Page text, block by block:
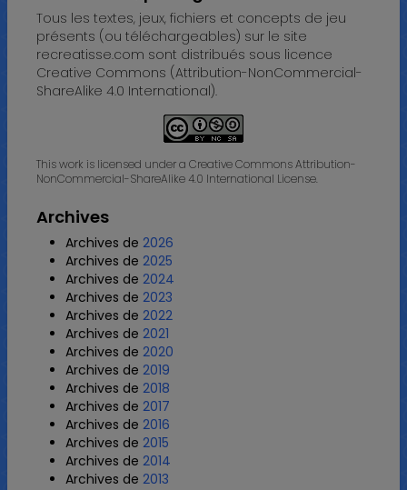
Tous les textes, jeux, fichiers et concepts de jeu
présents (ou téléchargeables) sur le site
recreatisse.com sont distribués sous licence
Creative Commons (Attribution-NonCommercial-
ShareAlike 4.0 International).
This work is licensed under a Creative Commons Attribution-
NonCommercial-ShareAlike 4.0 International License.
Archives
Archives de 2026
Archives de 2025
Archives de 2024
Archives de 2023
Archives de 2022
Archives de 2021
Archives de 2020
Archives de 2019
Archives de 2018
Archives de 2017
Archives de 2016
Archives de 2015
Archives de 2014
Archives de 2013